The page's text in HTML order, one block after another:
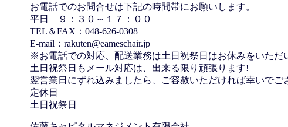
お電話でのお問合せは下記の時間帯にお願いします。
平日 ９：３０～１７：００
TEL＆FAX：048-626-0308
E-mail：rakuten@eameschair.jp
※お電話での対応、配送業務は土日祝祭日はお休みをいただ
土日祝祭日もメール対応は、出来る限り頑張ります!
翌営業日にずれ込みましたら、ご容赦いただければ幸いでご
定休日
土日祝祭日